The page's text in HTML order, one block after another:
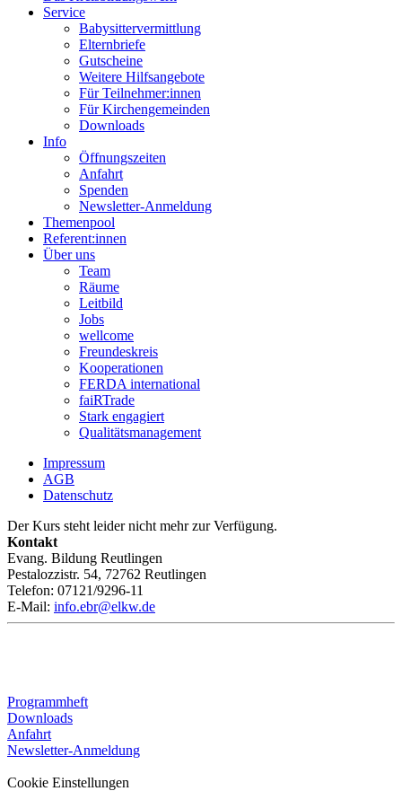
Service
Babysittervermittlung
Elternbriefe
Gutscheine
Weitere Hilfsangebote
Für Teilnehmer:innen
Für Kirchengemeinden
Downloads
Info
Öffnungszeiten
Anfahrt
Spenden
Newsletter-Anmeldung
Themenpool
Referent:innen
Über uns
Team
Räume
Leitbild
Jobs
wellcome
Freundeskreis
Kooperationen
FERDA international
faiRTrade
Stark engagiert
Qualitätsmanagement
Impressum
AGB
Datenschutz
Der Kurs steht leider nicht mehr zur Verfügung.
Kontakt
Evang. Bildung Reutlingen
Pestalozzistr. 54, 72762 Reutlingen
Telefon: 07121/9296-11
E-Mail: info.ebr@elkw.de
Programmheft
Downloads
Anfahrt
Newsletter-Anmeldung
Cookie Einstellungen